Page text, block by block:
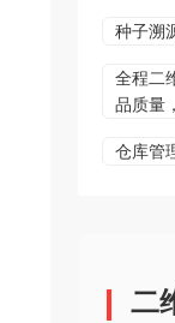
种子溯
全程二
品质量
仓库管
二